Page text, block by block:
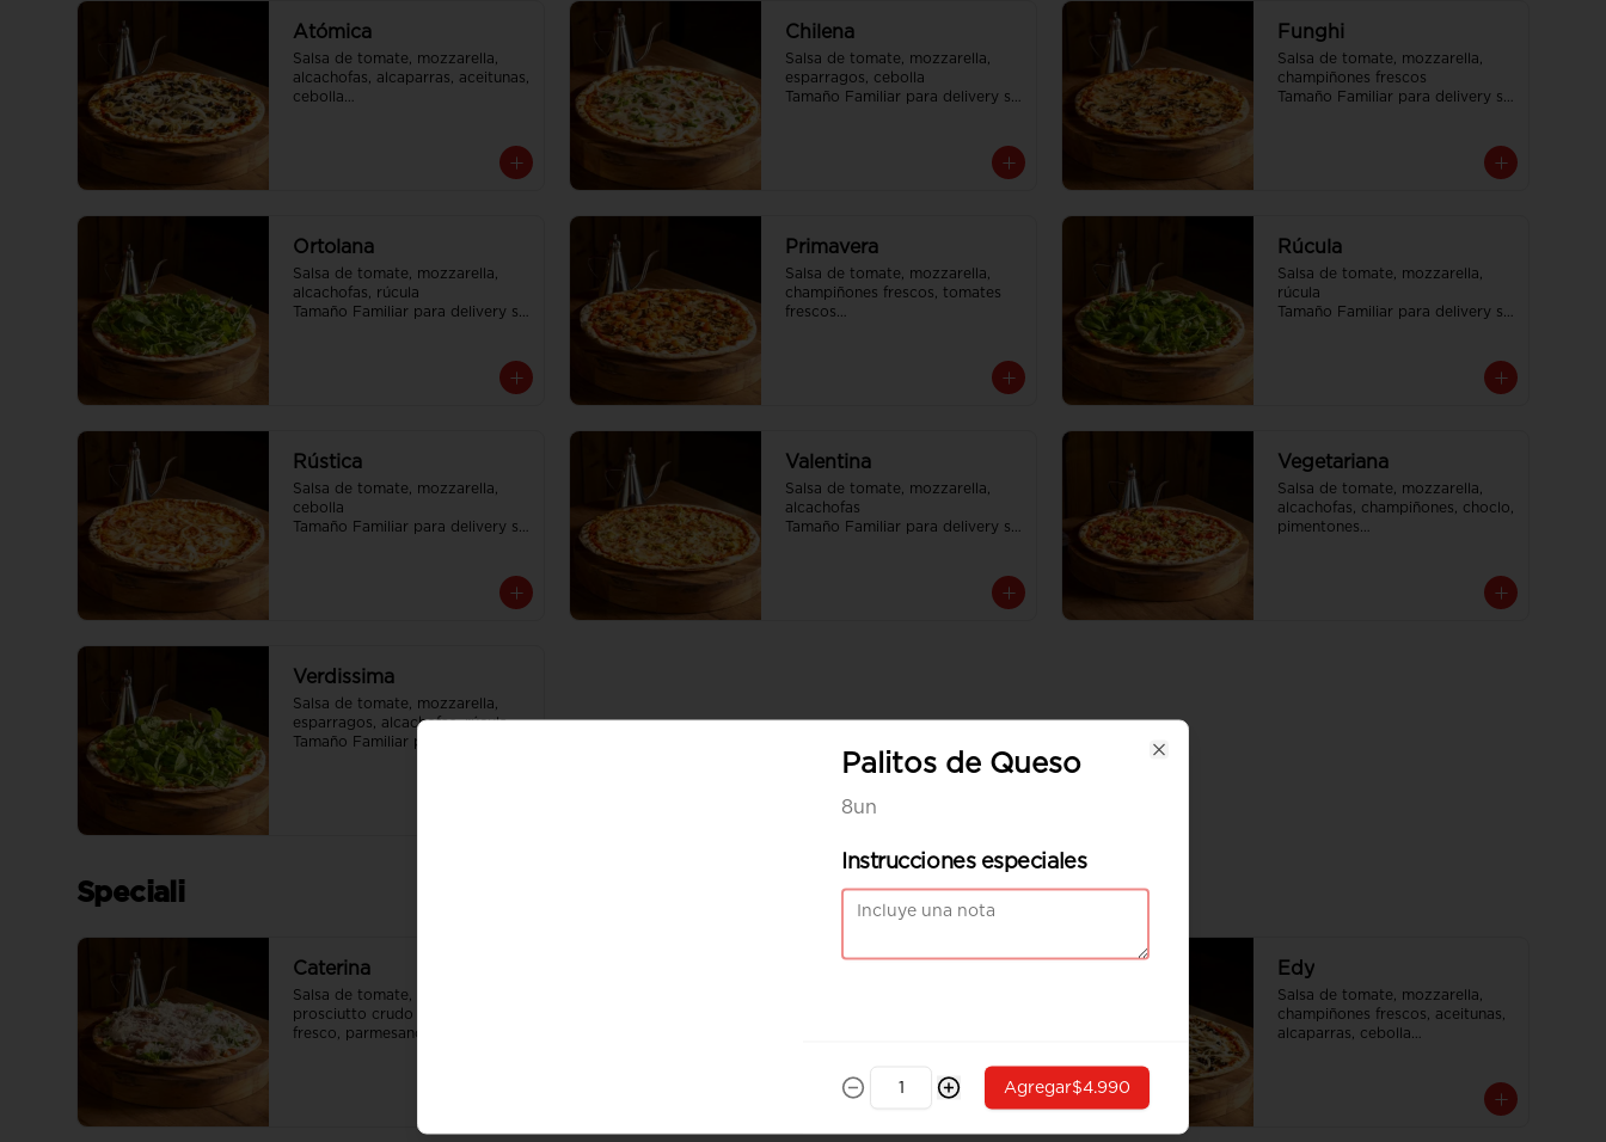
Atómica
Salsa de tomate, mozzarella,
alcachofas, alcaparras, aceitunas,
cebolla
Chilena
Salsa de tomate, mozzarella,
esparragos, cebolla
Tamaño Familiar para delivery se
Funghi
Salsa de tomate, mozzarella,
champiñones frescos
Tamaño Familiar para delivery se
Ortolana
Salsa de tomate, mozzarella,
alcachofas, rúcula
Tamaño Familiar para delivery se
Primavera
Salsa de tomate, mozzarella,
champiñones frescos, tomates
frescos
Rúcula
Salsa de tomate, mozzarella,
rúcula
Tamaño Familiar para delivery se
Rústica
Salsa de tomate, mozzarella,
cebolla
Tamaño Familiar para delivery se
Valentina
Salsa de tomate, mozzarella,
alcachofas
Tamaño Familiar para delivery se
Vegetariana
Salsa de tomate, mozzarella,
alcachofas, champiñones, choclo,
pimentones
Verdissima
Salsa de tomate, mozzarella,
esparragos, alcachofas, rúcula
Tamaño Familiar para delivery se
Speciali
Caterina
Salsa de tomate, mozzarella,
prosciutto crudo italiano, tomate
fresco, parmesano, rúcula
Edy
Salsa de tomate, mozzarella,
champiñones frescos, aceitunas,
alcaparras, cebolla
Palitos de Queso
8un
Instrucciones especiales
Agregar$4.990